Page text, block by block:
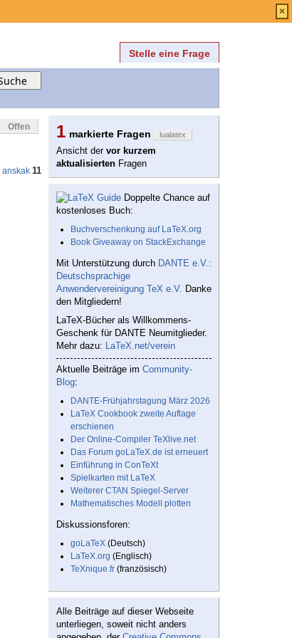
Stelle eine Frage
Offen
anskak 11
1 markierte Fragen lualatex
Ansicht der vor kurzem
aktualisierten Fragen
Doppelte Chance auf
kostenloses Buch:
Buchverschenkung auf LaTeX.org
Book Giveaway on StackExchange
Mit Unterstützung durch DANTE e.V.:
Deutschsprachige
Anwendervereinigung TeX e.V. Danke
den Mitgliedern!
LaTeX-Bücher als Willkommens-
Geschenk für DANTE Neumitglieder.
Mehr dazu: LaTeX.net/verein
Aktuelle Beiträge im Community-
Blog:
DANTE-Frühjahrstagung März 2026
LaTeX Cookbook zweite Auflage
erschienen
Der Online-Compiler TeXlive.net
Das Forum goLaTeX.de ist erneuert
Einführung in ConTeXt
Spielkarten mit LaTeX
Weiterer CTAN Spiegel-Server
Mathematisches Modell plotten
Diskussionsforen:
goLaTeX (Deutsch)
LaTeX.org (Englisch)
TeXnique.fr (französisch)
Alle Beiträge auf dieser Webseite
unterliegen, soweit nicht anders
×